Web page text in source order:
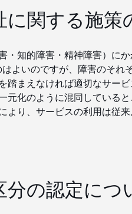
に関する施策
知的障害・精神障害）に
よいのですが、障害のそれ
踏まえなければ適切なサー
元化のように混同している
より、サービスの利用は従
分の認定につ